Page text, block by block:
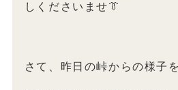
しくださいませ👔
さて、昨日の峠からの様子